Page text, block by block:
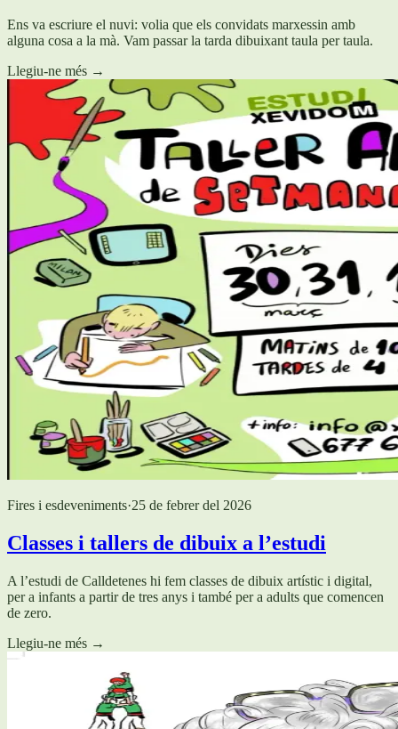
Ens va escriure el nuvi: volia que els convidats marxessin amb
alguna cosa a la mà. Vam passar la tarda dibuixant taula per taula.
Llegiu-ne més →
Fires i esdeveniments·25 de febrer del 2026
Classes i tallers de dibuix a l’estudi
A l’estudi de Calldetenes hi fem classes de dibuix artístic i digital,
per a infants a partir de tres anys i també per a adults que comencen
de zero.
Llegiu-ne més →